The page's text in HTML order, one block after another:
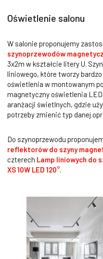
Oświetlenie salonu
W salonie proponujemy
szynoprzewodów
3x2m w kształcie litery U.
liniowego, które tworzy
oświetlenia w montowanym
magnetyczny oświetlenia
aranżacji świetlnych, gdzie
potrzeby zmienić typ danej
Do szynoprzewodu
reflektorów do szyny
czterech Lamp liniowych do
XS 10W LED 120°.